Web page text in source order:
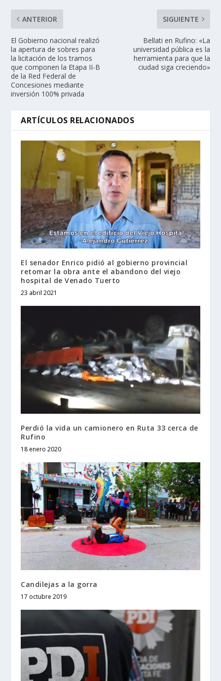
ANTERIOR
El Gobierno nacional realizó
la apertura de sobres para
la licitación de los tramos
que componen la Etapa II-B
de la Red Federal de
Concesiones mediante
inversión 100% privada
SIGUIENTE
Bellati en Rufino: «La
universidad pública es la
herramienta para que la
ciudad siga creciendo»
ARTÍCULOS RELACIONADOS
El senador Enrico pidió al gobierno provincial
retomar la obra ante el abandono del viejo
hospital de Venado Tuerto
23 abril 2021
Perdió la vida un camionero en Ruta 33 cerca de
Rufino
18 enero 2020
Candilejas a la gorra
17 octubre 2019